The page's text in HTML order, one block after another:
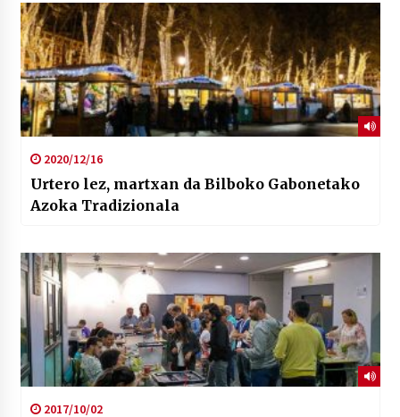
2020/12/16
Urtero lez, martxan da Bilboko Gabonetako
Azoka Tradizionala
2017/10/02